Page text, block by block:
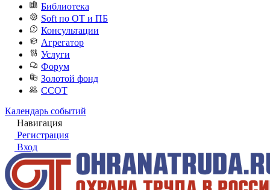
Библиотека
Soft по ОТ и ПБ
Консультации
Агрегатор
Услуги
Форум
Золотой фонд
ССОТ
Календарь событий
Навигация
Регистрация
Вход